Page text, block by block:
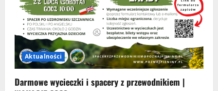
Aktualności
Darmowe wycieczki i spacery z przewodnikiem |